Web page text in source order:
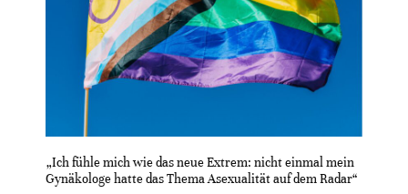
„Ich fühle mich wie das neue Extrem: nicht einmal mein
Gynäkologe hatte das Thema Asexualität auf dem Radar“